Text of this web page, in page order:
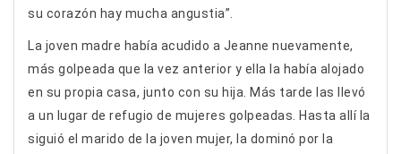
su corazón hay mucha angustia”.
La joven madre había acudido a Jeanne nuevamente,
más golpeada que la vez anterior y ella la había alojado
en su propia casa, junto con su hija. Más tarde las llevó
a un lugar de refugio de mujeres golpeadas. Hasta allí la
siguió el marido de la joven mujer, la dominó por la